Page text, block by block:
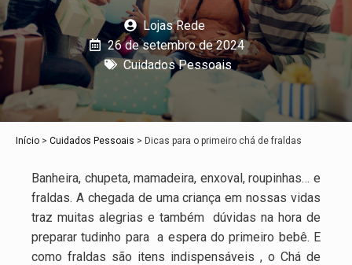
Lojas Rede
26 de setembro de 2024
Cuidados Pessoais
Início > Cuidados Pessoais > Dicas para o primeiro chá de fraldas
Banheira, chupeta, mamadeira, enxoval, roupinhas… e
fraldas. A chegada de uma criança em nossas vidas
traz muitas alegrias e também dúvidas na hora de
preparar tudinho para a espera do primeiro bebê. E
como fraldas são itens indispensáveis , o Chá de